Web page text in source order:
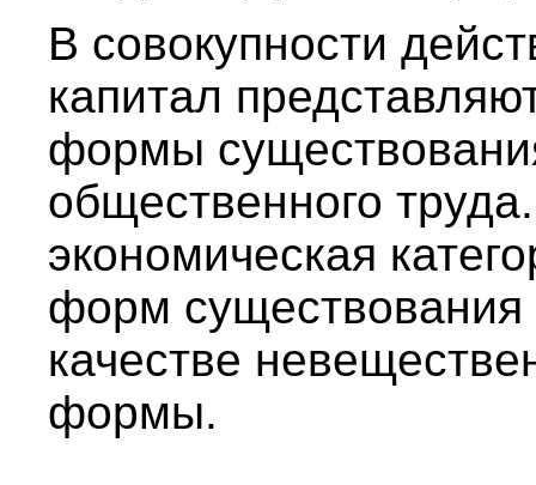
В совокупности
капитал
формы
общественного
экономическая
форм существования
качестве
формы.